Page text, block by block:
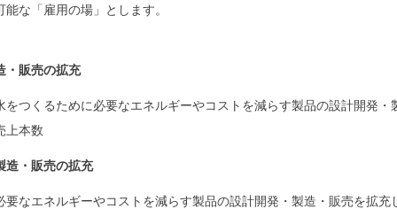
な「雇用の場」とします。
・販売の拡充
つくるために必要なエネルギーやコストを減らす製品の設計開発・
上本数
造・販売の拡充
なエネルギーやコストを減らす製品の設計開発・製造・販売を拡充